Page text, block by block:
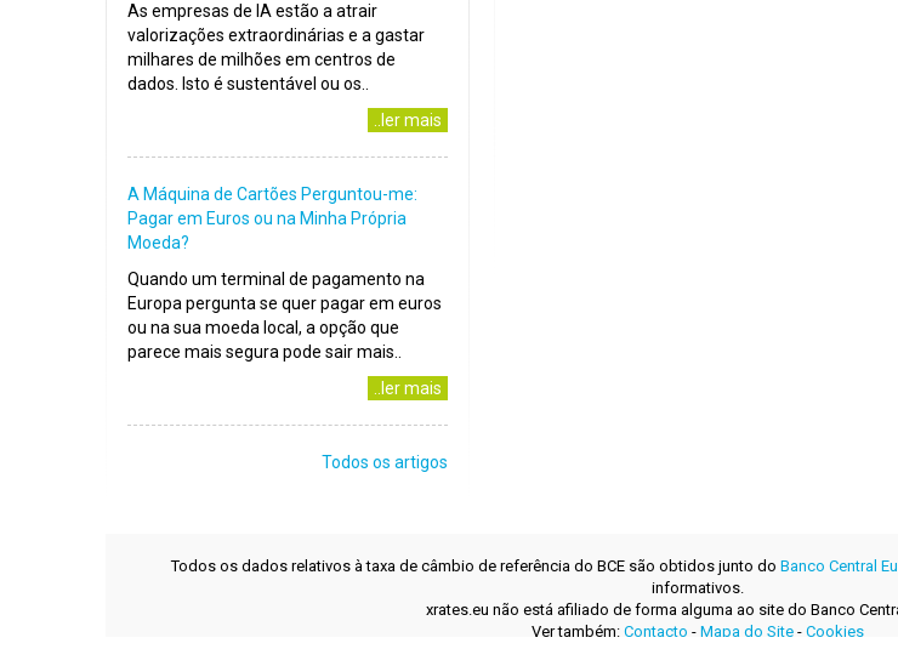
As empresas de IA estão a atrair
valorizações extraordinárias e a gastar
milhares de milhões em centros de
dados. Isto é sustentável ou os..
..ler mais
A Máquina de Cartões Perguntou-me:
Pagar em Euros ou na Minha Própria
Moeda?
Quando um terminal de pagamento na
Europa pergunta se quer pagar em euros
ou na sua moeda local, a opção que
parece mais segura pode sair mais..
..ler mais
Todos os artigos
Todos os dados relativos à taxa de câmbio de referência do BCE são obtidos junto do Banco Central
informativos.
xrates.eu não está afiliado de forma alguma ao site do Banco
Ver também: Contacto - Mapa do Site- Cookies